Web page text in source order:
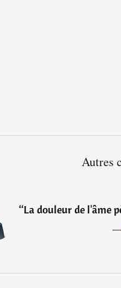
Autres
“La douleur de l'âme